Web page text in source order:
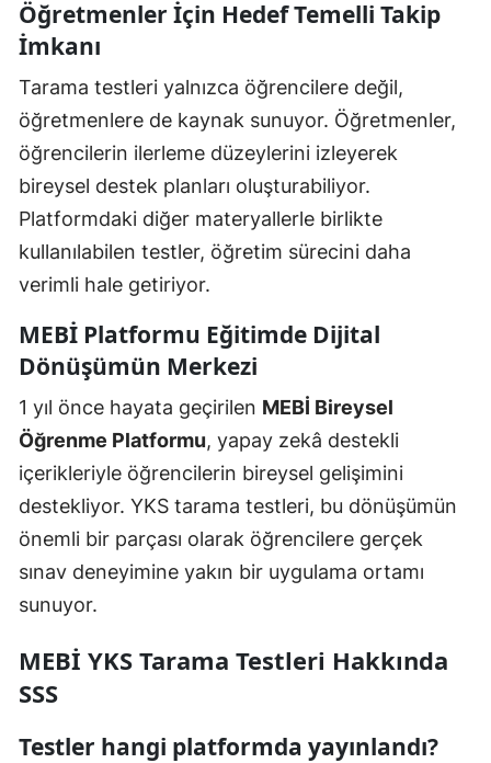
Öğretmenler İçin Hedef Temelli Takip
İmkanı
Tarama testleri yalnızca öğrencilere değil,
öğretmenlere de kaynak sunuyor. Öğretmenler,
öğrencilerin ilerleme düzeylerini izleyerek
bireysel destek planları oluşturabiliyor.
Platformdaki diğer materyallerle birlikte
kullanılabilen testler, öğretim sürecini daha
verimli hale getiriyor.
MEBİ Platformu Eğitimde Dijital
Dönüşümün Merkezi
1 yıl önce hayata geçirilen MEBİ Bireysel
Öğrenme Platformu, yapay zekâ destekli
içerikleriyle öğrencilerin bireysel gelişimini
destekliyor. YKS tarama testleri, bu dönüşümün
önemli bir parçası olarak öğrencilere gerçek
sınav deneyimine yakın bir uygulama ortamı
sunuyor.
MEBİ YKS Tarama Testleri Hakkında
SSS
Testler hangi platformda yayınlandı?